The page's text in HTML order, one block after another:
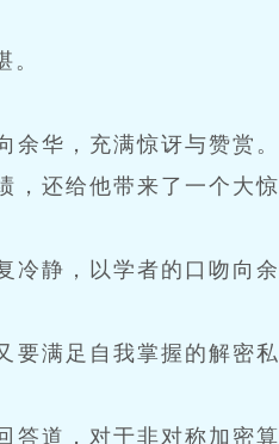
华，充满惊讶与赞赏。
，还给他带来了一个大惊
冷静，以学者的口吻向余
要满足自我掌握的解密私
答道，对于非对称加密算